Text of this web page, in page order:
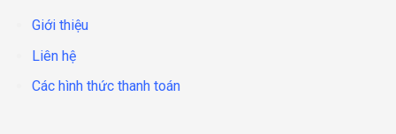
Giới thiệu
Liên hệ
Các hình thức thanh toán